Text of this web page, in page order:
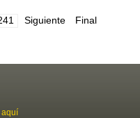
Siguiente Final
aquí